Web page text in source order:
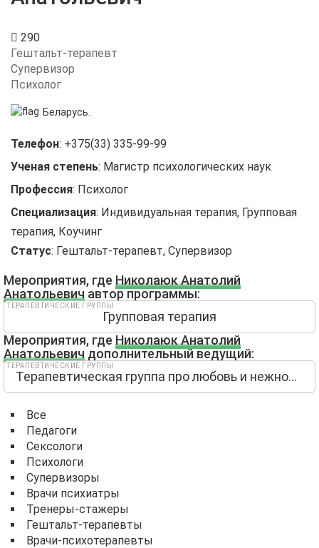
290
Гештальт-терапевт
Супервизор
Психолог
Беларусь.
Телефон: +375(33) 335-99-99
Ученая степень: Магистр психологических наук
Профессия: Психолог
Специализация: Индивидуальная терапия, Групповая
терапия, Коучинг
Статус: Гештальт-терапевт, Супервизор
Мероприятия, где Николаюк Анатолий
Анатольевич автор программы:
Групповая терапия
ТЕРАПЕВТИЧЕСКИЕ ГРУППЫ
Мероприятия, где Николаюк Анатолий
Анатольевич дополнительный ведущий:
Терапевтическая группа про любовь и нежность
ТЕРАПЕВТИЧЕСКИЕ ГРУППЫ
Все
Педагоги
Сексологи
Психологи
Супервизоры
Врачи психиатры
Тренеры-стажеры
Гештальт-терапевты
Врачи-психотерапевты